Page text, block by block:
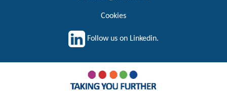
Cookies
Follow us on Linkedin.